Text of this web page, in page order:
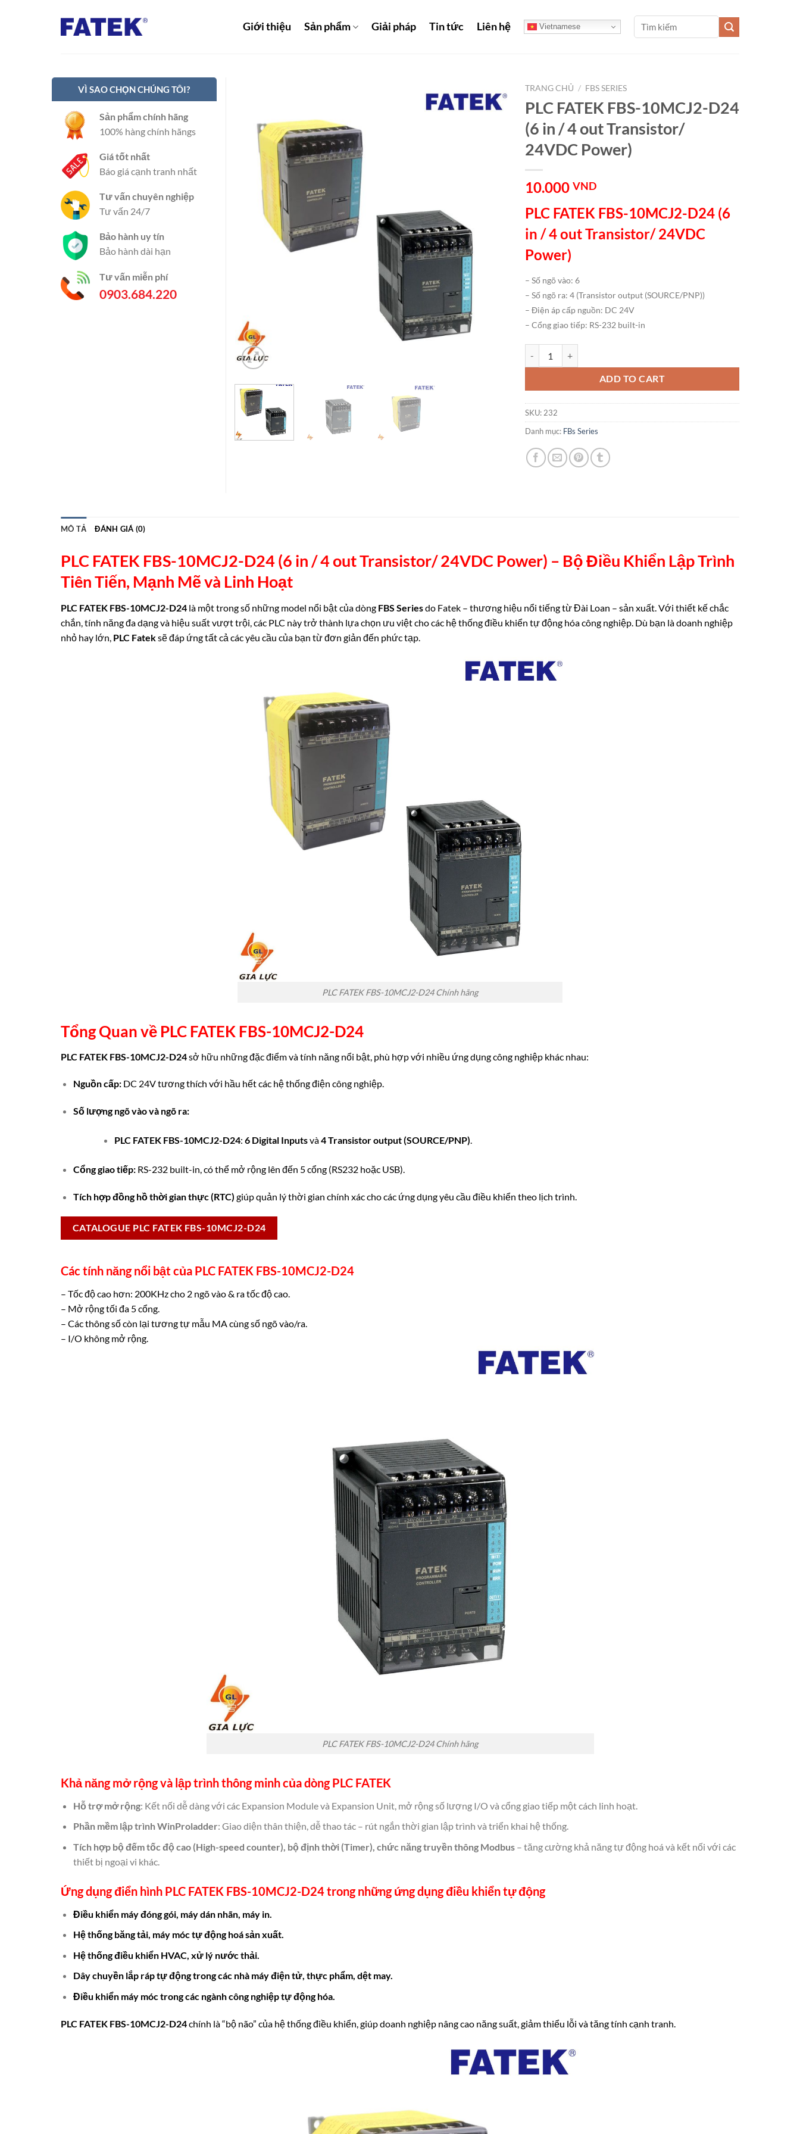
Giới thiệu Sản phẩm Giải pháp Tin tức Liên hệ Vietnamese
kiếm:
TRANG CHỦ / FBS SERIES
PLC FATEK FBS-10MCJ2-D24
(6 in / 4 out Transistor/
24VDC Power)
10.000 VND
PLC FATEK FBS-10MCJ2-D24 (6
in / 4 out Transistor/ 24VDC
Power)
– Số ngõ vào: 6
– Số ngõ ra: 4 (Transistor output (SOURCE/PNP))
– Điện áp cấp nguồn: DC 24V
– Cổng giao tiếp: RS-232 built-in
ADD TO CART
SKU: 232
Danh mục: FBs Series
VÌ SAO CHỌN CHÚNG TÔI?
Sản phẩm chính hãng
100% hàng chính hãngs
Giá tốt nhất
Báo giá cạnh tranh nhất
Tư vấn chuyên nghiệp
Tư vấn 24/7
Bảo hành uy tín
Bảo hành dài hạn
Tư vấn miễn phí
0903.684.220
MÔ TẢ ĐÁNH GIÁ (0)
PLC FATEK FBS-10MCJ2-D24 (6 in / 4 out Transistor/ 24VDC Power) – Bộ Điều Khiển Lập Trình
Tiên Tiến, Mạnh Mẽ và Linh Hoạt
PLC FATEK FBS-10MCJ2-D24 là một trong số những model nổi bật của dòng FBS Seriesdo Fatek – thương hiệu nổi tiếng từ Đài Loan – sản xuất. Với thiết kế chắc
chắn, tính năng đa dạng và hiệu suất vượt trội, các PLC này trở thành lựa chọn ưu việt cho các hệ thống điều khiển tự động hóa công nghiệp. Dù bạn là doanh nghiệp
nhỏ hay lớn, PLC Fateksẽ đáp ứng tất cả các yêu cầu của bạn từ đơn giản đến phức tạp.
PLC FATEK FBS-10MCJ2-D24 Chính hãng
Tổng Quan về PLC FATEK FBS-10MCJ2-D24
PLC FATEK FBS-10MCJ2-D24sở hữu những đặc điểm và tính năng nổi bật, phù hợp với nhiều ứng dụng công nghiệp khác nhau:
Nguồn cấp:DC 24V tương thích với hầu hết các hệ thống điện công nghiệp.
Số lượng ngõ vào và ngõ ra:
PLC FATEK FBS-10MCJ2-D24: 6 Digital Inputsvà4 Transistor output (SOURCE/PNP).
Cổng giao tiếp:RS-232 built-in, có thể mở rộng lên đến 5 cổng (RS232 hoặc USB).
Tích hợp đồng hồ thời gian thực (RTC) giúp quản lý thời gian chính xác cho các ứng dụng yêu cầu điều khiển theo lịch trình.
CATALOGUE PLC FATEK FBS-10MCJ2-D24
Các tính năng nổi bật của PLC FATEK FBS-10MCJ2-D24
– Tốc độ cao hơn: 200KHz cho 2 ngõ vào & ra tốc độ cao.
– Mở rộng tối đa 5 cổng.
– Các thông số còn lại tương tự mẫu MA cùng số ngõ vào/ra.
– I/O không mở rộng.
PLC FATEK FBS-10MCJ2-D24 Chính hãng
Khả năng mở rộng và lập trình thông minh của dòng PLC FATEK
Hỗ trợ mở rộng: Kết nối dễ dàng với các Expansion Module và Expansion Unit, mở rộng số lượng I/O và cổng giao tiếp một cách linh hoạt.
Phần mềm lập trình WinProladder: Giao diện thân thiện, dễ thao tác – rút ngắn thời gian lập trình và triển khai hệ thống.
Tích hợp bộ đếm tốc độ cao (High-speed counter), bộ định thời (Timer), chức năng truyền thông Modbus– tăng cường khả năng tự động hoá và kết nối với các
thiết bị ngoại vi khác.
Ứng dụng điển hình PLC FATEK FBS-10MCJ2-D24trong những ứng dụngđiều khiển tự động
Điều khiển máy đóng gói, máy dán nhãn, máy in.
Hệ thống băng tải, máy móc tự động hoá sản xuất.
Hệ thống điều khiển HVAC, xử lý nước thải.
Dây chuyền lắp ráp tự động trong các nhà máy điện tử, thực phẩm, dệt may.
Điều khiển máy móc trong các ngành công nghiệp tự động hóa.
PLC FATEK FBS-10MCJ2-D24chính là “bộ não” của hệ thống điều khiển, giúp doanh nghiệp nâng cao năng suất, giảm thiểu lỗi và tăng tính cạnh tranh.